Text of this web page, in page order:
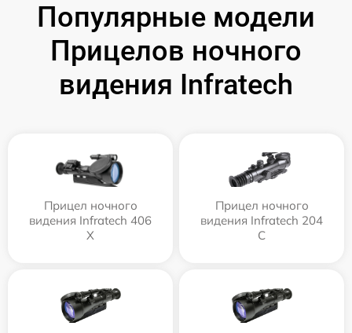
Популярные модели
Прицелов ночного
видения Infratech
Прицел ночного
видения Infratech 406
Х
Прицел ночного
видения Infratech 204
С